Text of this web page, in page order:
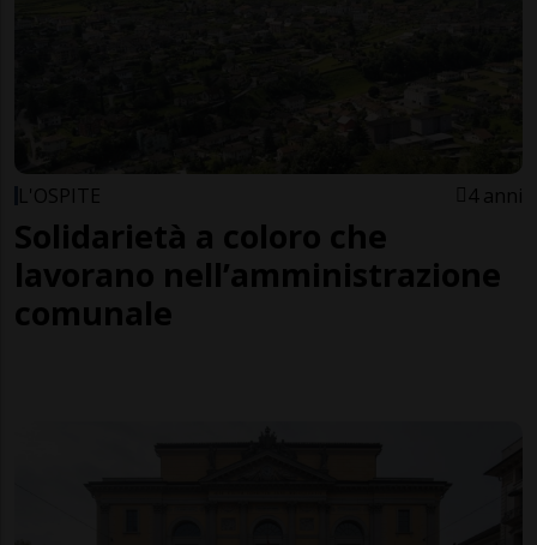
L'OSPITE 4 anni
Solidarietà a coloro che
lavorano nell’amministrazione
comunale